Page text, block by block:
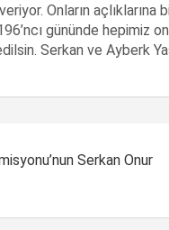
Onların açlıklarına
gününde hepimiz
Serkan ve Ayberk
Serkan Onur